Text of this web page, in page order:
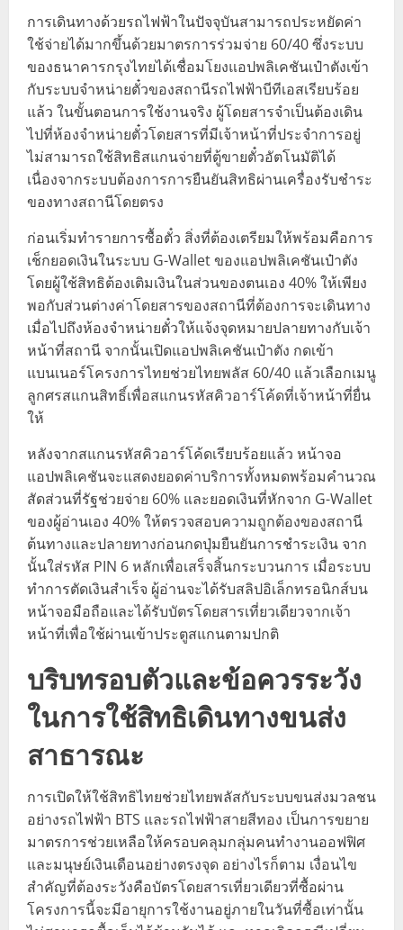
การเดินทางด้วยรถไฟฟ้าในปัจจุบันสามารถประหยัดค่า
ใช้จ่ายได้มากขึ้นด้วยมาตรการร่วมจ่าย 60/40 ซึ่งระบบ
ของธนาคารกรุงไทยได้เชื่อมโยงแอปพลิเคชันเป๋าตังเข้า
กับระบบจำหน่ายตั๋วของสถานีรถไฟฟ้าบีทีเอสเรียบร้อย
แล้ว ในขั้นตอนการใช้งานจริง ผู้โดยสารจำเป็นต้องเดิน
ไปที่ห้องจำหน่ายตั๋วโดยสารที่มีเจ้าหน้าที่ประจำการอยู่
ไม่สามารถใช้สิทธิสแกนจ่ายที่ตู้ขายตั๋วอัตโนมัติได้
เนื่องจากระบบต้องการการยืนยันสิทธิผ่านเครื่องรับชำระ
ของทางสถานีโดยตรง
ก่อนเริ่มทำรายการซื้อตั๋ว สิ่งที่ต้องเตรียมให้พร้อมคือการ
เช็กยอดเงินในระบบ G-Wallet ของแอปพลิเคชันเป๋าตัง
โดยผู้ใช้สิทธิต้องเติมเงินในส่วนของตนเอง 40% ให้เพียง
พอกับส่วนต่างค่าโดยสารของสถานีที่ต้องการจะเดินทาง
เมื่อไปถึงห้องจำหน่ายตั๋วให้แจ้งจุดหมายปลายทางกับเจ้า
หน้าที่สถานี จากนั้นเปิดแอปพลิเคชันเป๋าตัง กดเข้า
แบนเนอร์โครงการไทยช่วยไทยพลัส 60/40 แล้วเลือกเมนู
ลูกศรสแกนสิทธิ์เพื่อสแกนรหัสคิวอาร์โค้ดที่เจ้าหน้าที่ยื่น
ให้
หลังจากสแกนรหัสคิวอาร์โค้ดเรียบร้อยแล้ว หน้าจอ
แอปพลิเคชันจะแสดงยอดค่าบริการทั้งหมดพร้อมคำนวณ
สัดส่วนที่รัฐช่วยจ่าย 60% และยอดเงินที่หักจาก G-Wallet
ของผู้อ่านเอง 40% ให้ตรวจสอบความถูกต้องของสถานี
ต้นทางและปลายทางก่อนกดปุ่มยืนยันการชำระเงิน จาก
นั้นใส่รหัส PIN 6 หลักเพื่อเสร็จสิ้นกระบวนการ เมื่อระบบ
ทำการตัดเงินสำเร็จ ผู้อ่านจะได้รับสลิปอิเล็กทรอนิกส์บน
หน้าจอมือถือและได้รับบัตรโดยสารเที่ยวเดียวจากเจ้า
หน้าที่เพื่อใช้ผ่านเข้าประตูสแกนตามปกติ
บริบทรอบตัวและข้อควรระวัง
ในการใช้สิทธิเดินทางขนส่ง
สาธารณะ
การเปิดให้ใช้สิทธิไทยช่วยไทยพลัสกับระบบขนส่งมวลชน
อย่างรถไฟฟ้า BTS และรถไฟฟ้าสายสีทอง เป็นการขยาย
มาตรการช่วยเหลือให้ครอบคลุมกลุ่มคนทำงานออฟฟิศ
และมนุษย์เงินเดือนอย่างตรงจุด อย่างไรก็ตาม เงื่อนไข
สำคัญที่ต้องระวังคือบัตรโดยสารเที่ยวเดียวที่ซื้อผ่าน
โครงการนี้จะมีอายุการใช้งานอยู่ภายในวันที่ซื้อเท่านั้น